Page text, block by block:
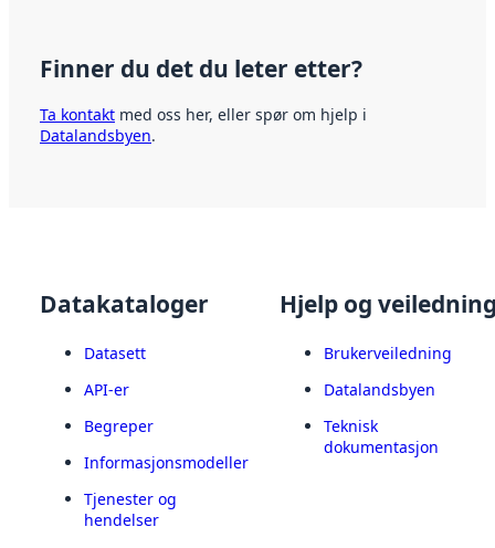
Finner du det du leter etter?
Ta kontakt med oss her, eller spør om hjelp i
Datalandsbyen.
Datakataloger
Datasett
API-er
Begreper
Informasjonsmodeller
Tjenester og
hendelser
Hjelp og
Brukerveiledning
Datalandsbyen
Teknisk
dokumentasjon